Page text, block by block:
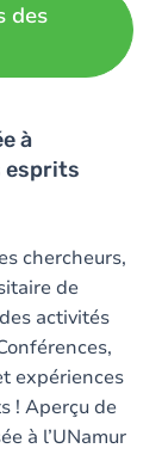
des
à
esprits
chercheurs,
de
activités
expériences
! Aperçu de
à l’UNamur